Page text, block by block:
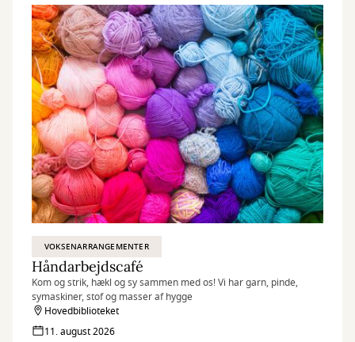
VOKSENARRANGEMENTER
Håndarbejdscafé
Kom og strik, hækl og sy sammen med os! Vi har garn, pinde,
symaskiner, stof og masser af hygge
Hovedbiblioteket
11. august 2026